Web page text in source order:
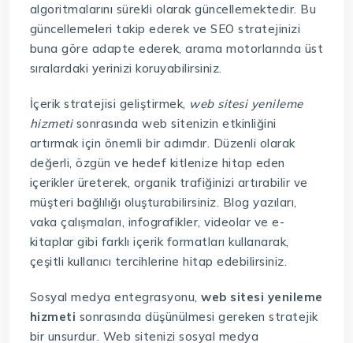
algoritmalarını sürekli olarak güncellemektedir. Bu
güncellemeleri takip ederek ve SEO stratejinizi
buna göre adapte ederek, arama motorlarında üst
sıralardaki yerinizi koruyabilirsiniz.
İçerik stratejisi geliştirmek, web sitesi yenileme
hizmetisonrasında web sitenizin etkinliğini
artırmak için önemli bir adımdır. Düzenli olarak
değerli, özgün ve hedef kitlenize hitap eden
içerikler üreterek, organik trafiğinizi artırabilir ve
müşteri bağlılığı oluşturabilirsiniz. Blog yazıları,
vaka çalışmaları, infografikler, videolar ve e-
kitaplar gibi farklı içerik formatları kullanarak,
çeşitli kullanıcı tercihlerine hitap edebilirsiniz.
Sosyal medya entegrasyonu,web sitesi yenileme
hizmeti sonrasında düşünülmesi gereken stratejik
bir unsurdur. Web sitenizi sosyal medya